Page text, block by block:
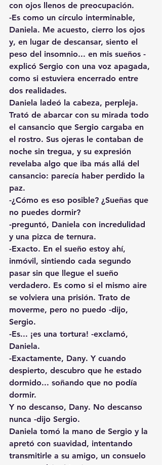
con ojos llenos de preocupación.
-Es como un círculo interminable,
Daniela. Me acuesto, cierro los ojos
y, en lugar de descansar, siento el
peso del insomnio... en mis sueños -
explicó Sergio con una voz apagada,
como si estuviera encerrado entre
dos realidades.
Daniela ladeó la cabeza, perpleja.
Trató de abarcar con su mirada todo
el cansancio que Sergio cargaba en
el rostro. Sus ojeras le contaban de
noche sin tregua, y su expresión
revelaba algo que iba más allá del
cansancio: parecía haber perdido la
paz.
-¿Cómo es eso posible? ¿Sueñas que
no puedes dormir?
-preguntó, Daniela con incredulidad
y una pizca de ternura.
-Exacto. En el sueño estoy ahí,
inmóvil, sintiendo cada segundo
pasar sin que llegue el sueño
verdadero. Es como si el mismo aire
se volviera una prisión. Trato de
moverme, pero no puedo -dijo,
Sergio.
-Es... ¡es una tortura! -exclamó,
Daniela.
-Exactamente, Dany. Y cuando
despierto, descubro que he estado
dormido... soñando que no podía
dormir.
Y no descanso, Dany. No descanso
nunca -dijo Sergio.
Daniela tomó la mano de Sergio y la
apretó con suavidad, intentando
transmitirle a su amigo, un consuelo